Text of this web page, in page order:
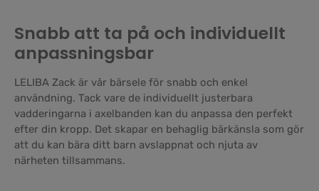
Snabb att ta på och individuellt
anpassningsbar
LELIBA Zack är vår bärsele för snabb och enkel
användning. Tack vare de individuellt justerbara
vadderingarna i axelbanden kan du anpassa den perfekt
efter din kropp. Det skapar en behaglig bärkänsla som gör
att du kan bära ditt barn avslappnat och njuta av
närheten tillsammans.